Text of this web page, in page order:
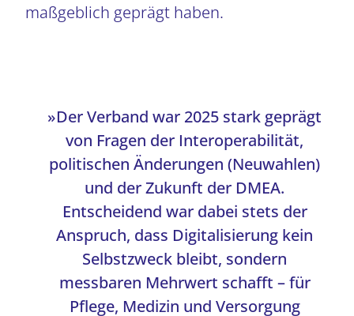
maßgeblich geprägt haben.
»Der Verband war 2025 stark geprägt
von Fragen der Interoperabilität,
politischen Änderungen (Neuwahlen)
und der Zukunft der DMEA.
Entscheidend war dabei stets der
Anspruch, dass Digitalisierung kein
Selbstzweck bleibt, sondern
messbaren Mehrwert schafft – für
Pflege, Medizin und Versorgung